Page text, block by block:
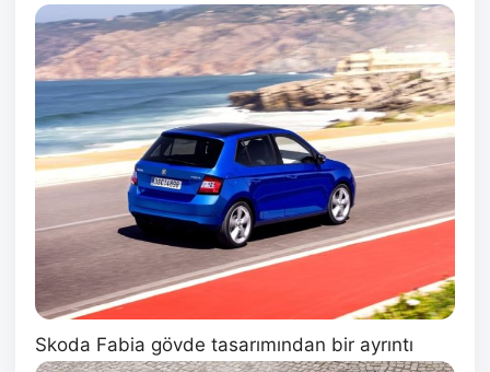
Skoda Fabia gövde tasarımından bir ayrıntı